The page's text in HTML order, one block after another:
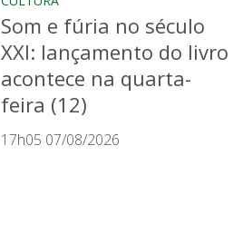
Som e fúria no século
XXI: lançamento do livro
acontece na quarta-
feira (12)
17h05 07/08/2026